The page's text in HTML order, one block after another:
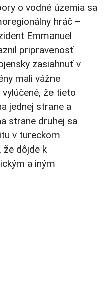
o vodné územia sa
hráč –
Emmanuel
pripravenosť
zasiahnuť v
mali vážne
že tieto
jednej strane a
strane druhej sa
v tureckom
že dôjde k
a iným